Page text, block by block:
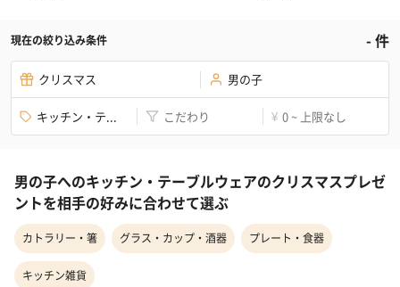
現在の絞り込み条件 -件
クリスマス 男の子
キッチン・テ... こだわり ¥ 0 ~ 上限なし
男の子へのキッチン・テーブルウェアのクリスマスプレゼ
ントを相手の好みに合わせて選ぶ
カトラリー・箸 グラス・カップ・酒器 プレート・食器
キッチン雑貨